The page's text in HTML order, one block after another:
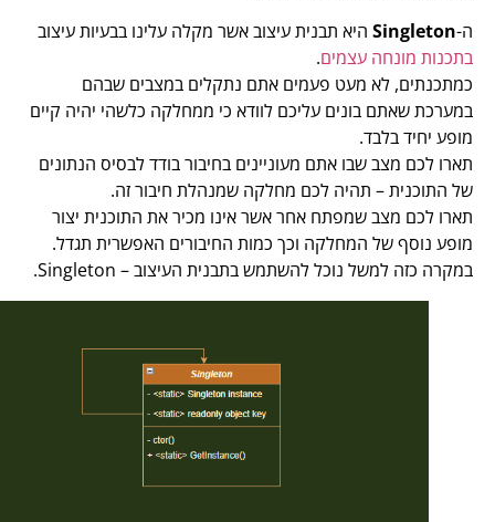
Singletonהיא תבנית עיצוב אשר מקלה עלינו בבעיות עיצוב
בתכנות מונחה עצמים.
כמתכנתים, לא מעט פעמים אתם נתקלים במצבים שבהם
במערכת שאתם בונים עליכם לוודא כי ממחלקה כלשהי יהיה קיים
מופע יחיד בלבד.
תארו לכם מצב שבו אתם מעוניינים בחיבור בודד לבסיס הנתונים
של התוכנית – תהיה לכם מחלקה שמנהלת חיבור זה.
תארו לכם מצב שמפתח אחר אשר אינו מכיר את התוכנית יצור
מופע נוסף של המחלקה וכך כמות החיבורים האפשרית תגדל.
במקרה כזה למשל נוכל להשתמש בתבנית העיצוב – Singleton.